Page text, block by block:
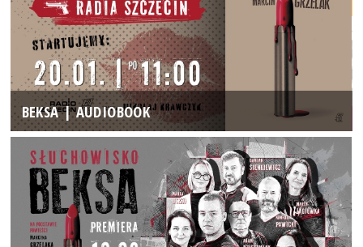
BEKSA | AUDIOBOOK